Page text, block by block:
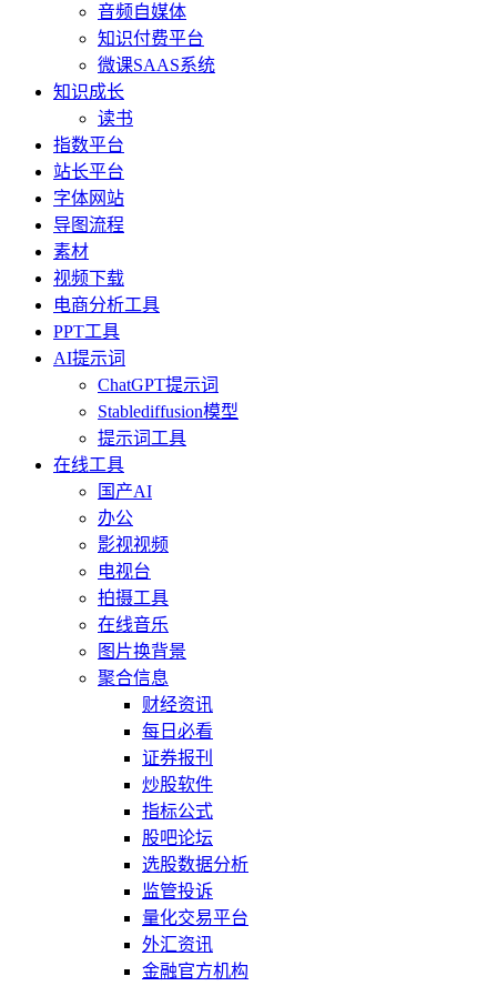
音频自媒体
知识付费平台
微课SAAS系统
知识成长
读书
指数平台
站长平台
字体网站
导图流程
素材
视频下载
电商分析工具
PPT工具
AI提示词
ChatGPT提示词
Stablediffusion模型
提示词工具
在线工具
国产AI
办公
影视视频
电视台
拍摄工具
在线音乐
图片换背景
聚合信息
财经资讯
每日必看
证券报刊
炒股软件
指标公式
股吧论坛
选股数据分析
监管投诉
量化交易平台
外汇资讯
金融官方机构